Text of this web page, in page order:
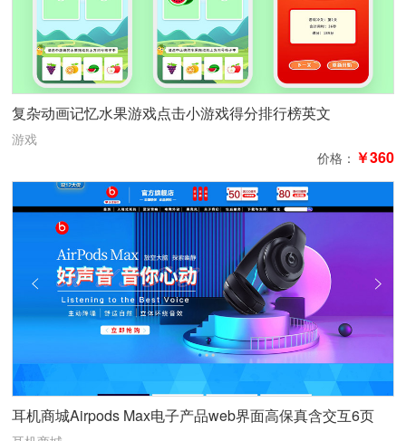
复杂动画记忆水果游戏点击小游戏得分排行榜英文
游戏
价格： ￥360
耳机商城Airpods Max电子产品web界面高保真含交互6页